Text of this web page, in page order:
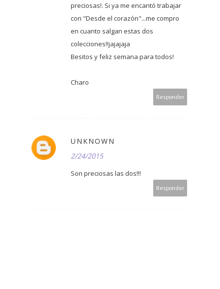
preciosas!. Si ya me encantó trabajar
con "Desde el corazón"...me compro
en cuanto salgan estas dos
colecciones!!jajajaja
Besitos y feliz semana para todos!
Charo
Responder
UNKNOWN
2/24/2015
Son preciosas las dos!!!
Responder